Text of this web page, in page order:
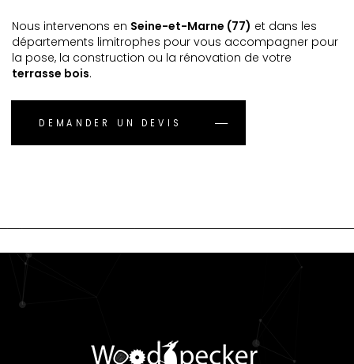
Nous intervenons en Seine-et-Marne (77) et dans les
départements limitrophes pour vous accompagner pour
la pose, la construction ou la rénovation de votre
terrasse bois.
DEMANDER UN DEVIS